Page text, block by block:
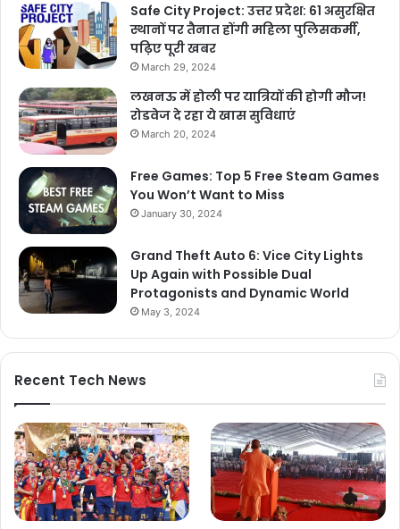
Safe City Project: उत्तर प्रदेश: 61 असुरक्षित
स्थानों पर तैनात होंगी महिला पुलिसकर्मी,
पढ़िए पूरी खबर
March 29, 2024
लखनऊ में होली पर यात्रियों की होगी मौज!
रोडवेज दे रहा ये खास सुविधाएं
March 20, 2024
Free Games: Top 5 Free Steam Games
You Won’t Want to Miss
January 30, 2024
Grand Theft Auto 6: Vice City Lights
Up Again with Possible Dual
Protagonists and Dynamic World
May 3, 2024
Recent Tech News